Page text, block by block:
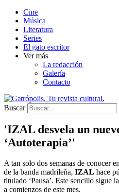
Cine
Música
Literatura
Series
El gato escritor
Ver más
La redacción
Galería
Contacto
Buscar
'IZAL desvela un
‘Autoterapia’'
A tan solo dos semanas de conocer
de la banda madrileña, IZAL hace
titulado ‘Pausa’. Este sencillo sigue
a comienzos de este mes.